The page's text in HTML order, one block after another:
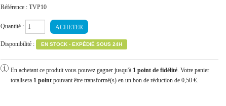
Référence : TVP10
Quantité :
Disponibilité : EN STOCK - EXPÉDIÉ SOUS 24H
En achetant ce produit vous pouvez gagner jusqu'à 1point de fidélité. Votre panier
totalisera 1pointpouvant être transformé(s) en un bon de réduction de 0,50 €.